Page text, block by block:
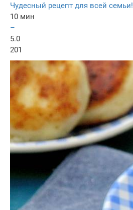
Чудесный рецепт для всей семьи!
10 мин
–
5.0
201